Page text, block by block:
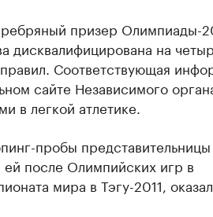
призер Олимпиады-
дисквалифицирована на
Соответствующая
сайте Независимого
в легкой атлетике.
пробы представительницы
после Олимпийских игр в
мира в Тэгу-2011,